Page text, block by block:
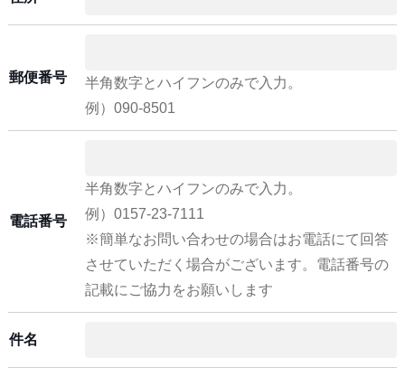
郵便番号
半角数字とハイフンのみで入力。
例）090-8501
電話番号
半角数字とハイフンのみで入力。
例）0157-23-7111
※簡単なお問い合わせの場合はお電話にて回答
させていただく場合がございます。電話番号の
記載にご協力をお願いします
件名